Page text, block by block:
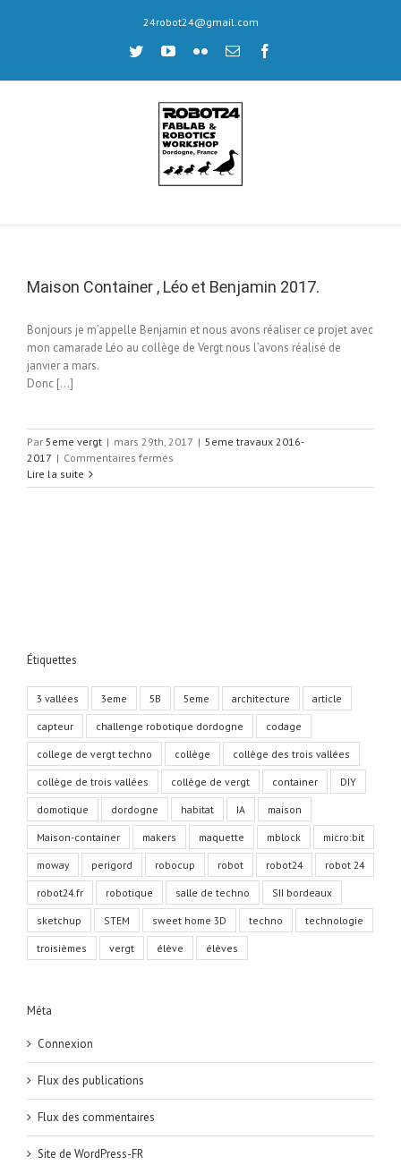
24robot24@gmail.com
twitteryoutubeflickrEmail
Maison Container , Léo et Benjamin 2017.
Bonjours je m’appelle Benjamin et nous avons réaliser ce projet avec
mon camarade Léo au collège de Vergt nous l’avons réalisé de
janvier a mars.
Donc […]
Par 5eme vergt | mars 29th, 2017 | 5eme travaux 2016-
2017 | Commentaires fermés
Container
Lire la suite
Étiquettes
3 vallées 3eme 5B 5eme architecture article
capteur challenge robotique dordogne codage
college de vergt techno collège collège des trois vallées
collège de trois vallées collège de vergt container DIY
domotique dordogne habitat IA maison
Maison-container makers maquette mblock micro:bit
moway perigord robocup robot robot24 robot 24
robot24.fr robotique salle de techno SII bordeaux
sketchup STEM sweet home 3D techno technologie
troisièmes vergt élève élèves
Méta
Connexion
Flux des publications
Flux des commentaires
Site de WordPress-FR